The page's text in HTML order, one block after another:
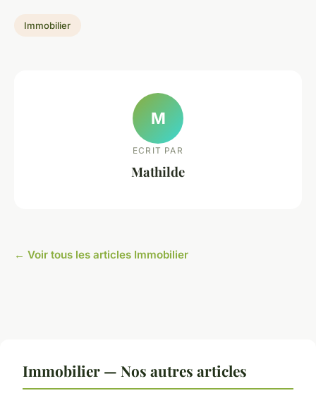
Immobilier
M
ECRIT PAR
Mathilde
← Voir tous les articles Immobilier
Immobilier — Nos autres articles